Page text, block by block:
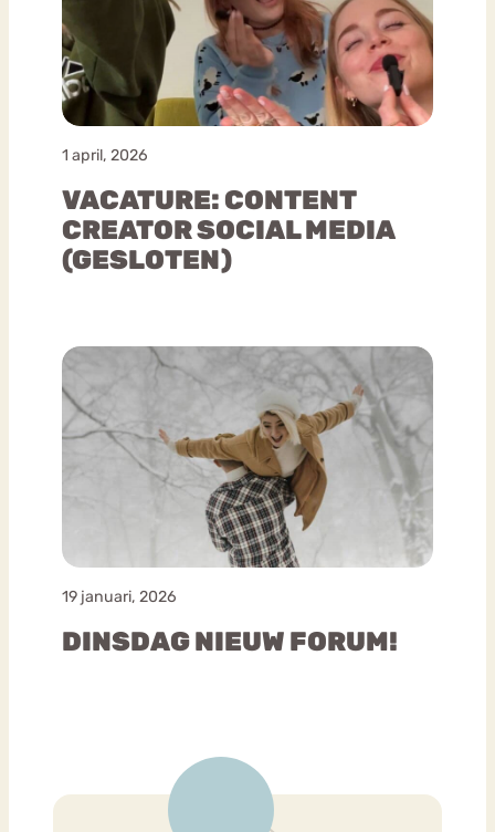
1 april, 2026
VACATURE: CONTENT
CREATOR SOCIAL MEDIA
(GESLOTEN)
19 januari, 2026
DINSDAG NIEUW FORUM!